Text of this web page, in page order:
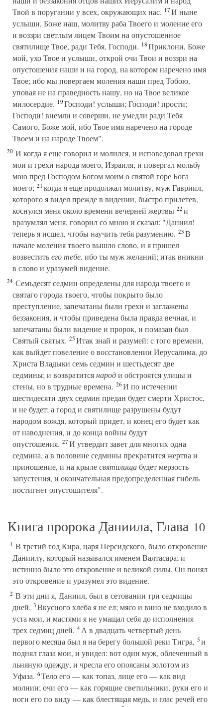
Твой в поругании у всех, окружающих нас. 17И ныне
услыши, Боже наш, молитву раба Твоего и моление его
и воззри светлым лицем Твоим на опустошенное
святилище Твое, ради Тебя, Господи. 18Приклони, Боже
мой, ухо Твое и услыши, открой очи Твои и воззри на
опустошения наши и на город, на котором наречено имя
Твое; ибо мы повергаем моления наши пред Тобою,
уповая не на праведность нашу, но на Твое великое
милосердие. 19Господи! услыши; Господи! прости;
Господи! внемли и соверши, не умедли ради Тебя
Самого, Боже мой, ибо Твое имя наречено на городе
Твоем и на народе Твоем".
20 И когда я еще говорил и молился, и исповедовал грехи
мои и грехи народа моего, Израиля, и повергал мольбу
мою пред Господом Богом моим о святой горе Бога
моего; 21когда я еще продолжал молитву, муж Гавриил,
которого я видел прежде в видении, быстро прилетев,
коснулся меня около времени вечерней жертвы 22и
вразумлял меня, говорил со мною и сказал: "Даниил!
теперь я исшел, чтобы научить тебя разумению. 23В
начале моления твоего вышло слово, и я пришел
возвеститьего тебе, ибо ты муж желаний; итак вникни
в слово и уразумей видение.
24 Семьдесят седмин определены для народа твоего и
святаго города твоего, чтобы покрыто было
преступление, запечатаны были грехи и заглажены
беззакония, и чтобы приведена была правда вечная, и
запечатаны были видение и пророк, и помазан был
Святый святых. 25Итак знай и разумей: с того времени,
как выйдет повеление о восстановлении Иерусалима, до
Христа Владыки семь седмин и шестьдесят две
седмины; и возвратитсянароди обстроятся улицы и
стены, но в трудные времена. 26И по истечении
шестидесяти двух седмин предан будет смерти Христос,
и не будет; а город и святилище разрушены будут
народом вождя, который придет, и конец его будет как
от наводнения, и до конца войны будут
опустошения. 27И утвердит завет для многих одна
седмина, а в половине седмины прекратится жертва и
приношение, и на крылесвятилищабудет мерзость
запустения, и окончательная предопределенная гибель
постигнет опустошителя".
Книга пророка Даниила, Глава 10
1 В третий год Кира, царя Персидского, было откровение
Даниилу, который назывался именем Валтасара; и
истинно было это откровение и великой силы. Он понял
это откровение и уразумел это видение.
2 В эти дни я, Даниил, был в сетовании три седмицы
дней. 3Вкусного хлеба я не ел; мясо и вино не входило в
уста мои, и мастями я не умащал себя до исполнения
трех седмиц дней. 4А в двадцать четвертый день
первого месяца был я на берегу большой реки Тигра, 5и
поднял глаза мои, и увидел: вот один муж, облеченный в
льняную одежду, и чресла его опоясаны золотом из
Уфаза. 6Тело его — как топаз, лице его — как вид
молнии; очи его — как горящие светильники, руки его и
ноги его по виду — как блестящая медь, и глас речей его